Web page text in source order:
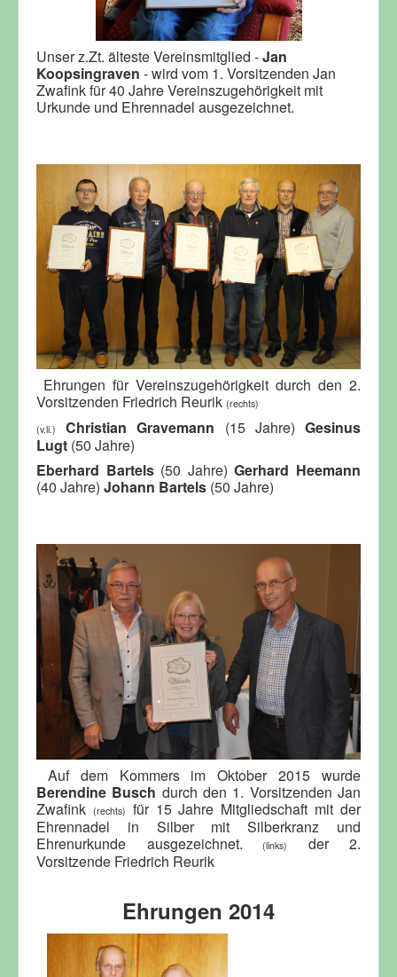
Unser z.Zt. älteste Vereinsmitglied -Jan
Koopsingraven - wird vom 1. Vorsitzenden Jan
Zwafink für 40 Jahre Vereinszugehörigkeit mit
Urkunde und Ehrennadel ausgezeichnet.
Ehrungen für Vereinszugehörigkeit durch den 2.
Vorsitzenden Friedrich Reurik (rechts)
(v.li.)
Christian Gravemann (15 Jahre)Gesinus
Lugt (50 Jahre)
Eberhard Bartels (50 Jahre)Gerhard Heemann
(40 Jahre) Johann Bartels (50 Jahre)
Auf dem Kommers im Oktober 2015 wurde
Berendine Busch durch den 1. Vorsitzenden Jan
Zwafink (rechts) für 15 Jahre Mitgliedschaft mit der
Ehrennadel in Silber mit Silberkranz und
Ehrenurkunde ausgezeichnet. (links)
der 2.
Vorsitzende Friedrich Reurik
Ehrungen 2014